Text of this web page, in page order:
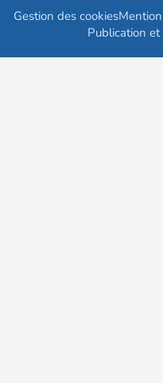
Gestion des cookies
Publication